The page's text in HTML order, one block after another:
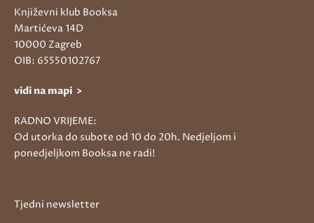
Književni klub Booksa
Martićeva 14D
10000 Zagreb
OIB: 65550102767
vidi na mapi >
RADNO VRIJEME:
Od utorka do subote od 10 do 20h. Nedjeljom i
ponedjeljkom Booksa ne radi!
Tjedni newsletter